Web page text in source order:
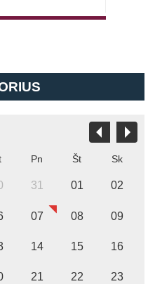
Pn Št Sk
31 01 02
07 08 09
14 15 16
21 22 23